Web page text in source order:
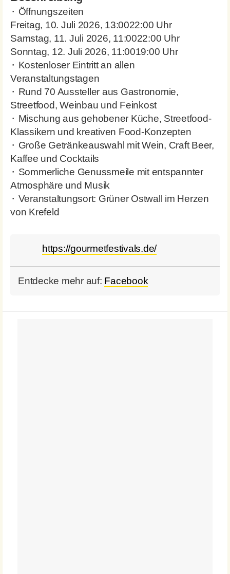
⬝ Öffnungszeiten
Freitag, 10. Juli 2026, 13:0022:00 Uhr
Samstag, 11. Juli 2026, 11:0022:00 Uhr
Sonntag, 12. Juli 2026, 11:0019:00 Uhr
⬝ Kostenloser Eintritt an allen
Veranstaltungstagen
⬝ Rund 70 Aussteller aus Gastronomie,
Streetfood, Weinbau und Feinkost
⬝ Mischung aus gehobener Küche, Streetfood-
Klassikern und kreativen Food-Konzepten
⬝ Große Getränkeauswahl mit Wein, Craft Beer,
Kaffee und Cocktails
⬝ Sommerliche Genussmeile mit entspannter
Atmosphäre und Musik
⬝ Veranstaltungsort: Grüner Ostwall im Herzen
von Krefeld
https://gourmetfestivals.de/
Entdecke mehr auf: Facebook